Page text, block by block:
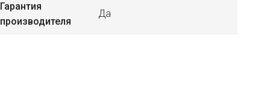
Гарантия
производителя
Да